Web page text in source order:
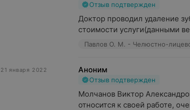
Отзыв подтвержден
Доктор проводил удаление
стоимости услуги(данными
Павлов О. М. - Челюстно-
21 января 2022 Аноним
Отзыв подтвержден
Молчанов Виктор
относится к своей работе,